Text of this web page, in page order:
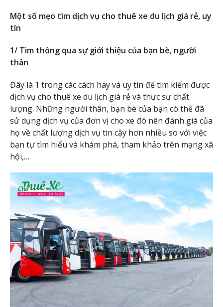
Một số mẹo tìm dịch vụ cho thuê xe du lịch giá rẻ, uy
tín
1/ Tìm thông qua sự giới thiệu của bạn bè, người
thân
Đây là 1 trong các cách hay và uy tín để tìm kiếm được
dịch vụ cho thuê xe du lịch giá rẻ và thực sự chất
lượng. Những người thân, bạn bè của bạn có thể đã
sử dụng dịch vụ của đơn vị cho xe đó nên đánh giá của
họ về chất lượng dịch vụ tin cậy hơn nhiều so với việc
bạn tự tìm hiểu và khám phá, tham khảo trên mạng xã
hội,…